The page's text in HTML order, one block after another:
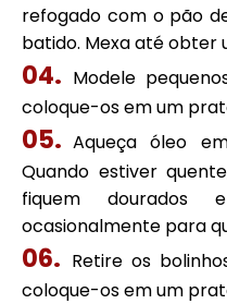
refogado com o pão
batido. Mexa até obter
Modele
coloque-os em um
Aqueça óleo
Quando estiver
fiquem dourados
ocasionalmente para
Retire os
coloque-os em um